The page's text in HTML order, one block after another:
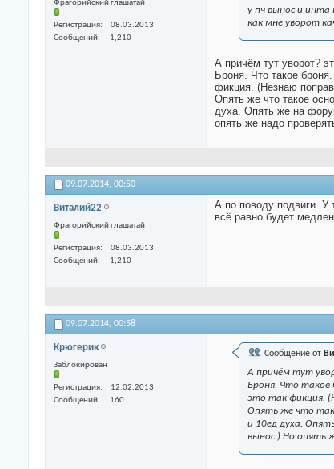
Фрагорийский глашатай
Регистрация
08.03.2013
Сообщений
1,210
у пч вынос и инта
как мне уворот
А причём тут уворот?
Броня. Что такое
фикция. (Незнаю
Опять же что такое
духа. Опять же на
опять же надо
09.07.2014, 00:50
Виталий22
Фрагорийский глашатай
Регистрация
08.03.2013
Сообщений
1,210
А по поводу подвиги. У
всё равно будет
09.07.2014, 00:58
Крюгерик
Заблокирован
Регистрация
12.02.2013
Сообщений
160
Сообщение от
А причём тут
Броня. Что такое
это так фикция.
Опять же что
и 10ед духа.
вынос.) Но опять